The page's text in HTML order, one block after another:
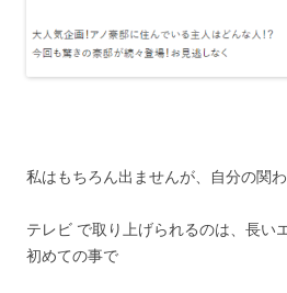
私はもちろん出ませんが、自分の関
テレビ で取り上げられるのは、長い
初めての事で